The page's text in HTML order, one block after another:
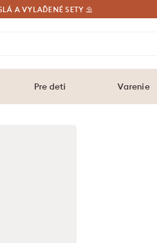
A VYLAĎENÉ SETY ⛱️
Pre deti Varenie